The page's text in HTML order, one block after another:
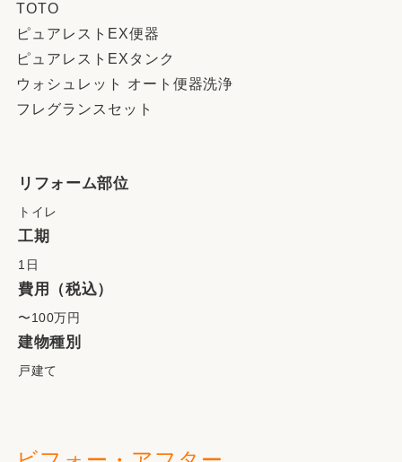
TOTO
ピュアレストEX便器
ピュアレストEXタンク
ウォシュレット オート便器洗浄
フレグランスセット
リフォーム部位
トイレ
工期
1日
費用（税込）
〜100万円
建物種別
戸建て